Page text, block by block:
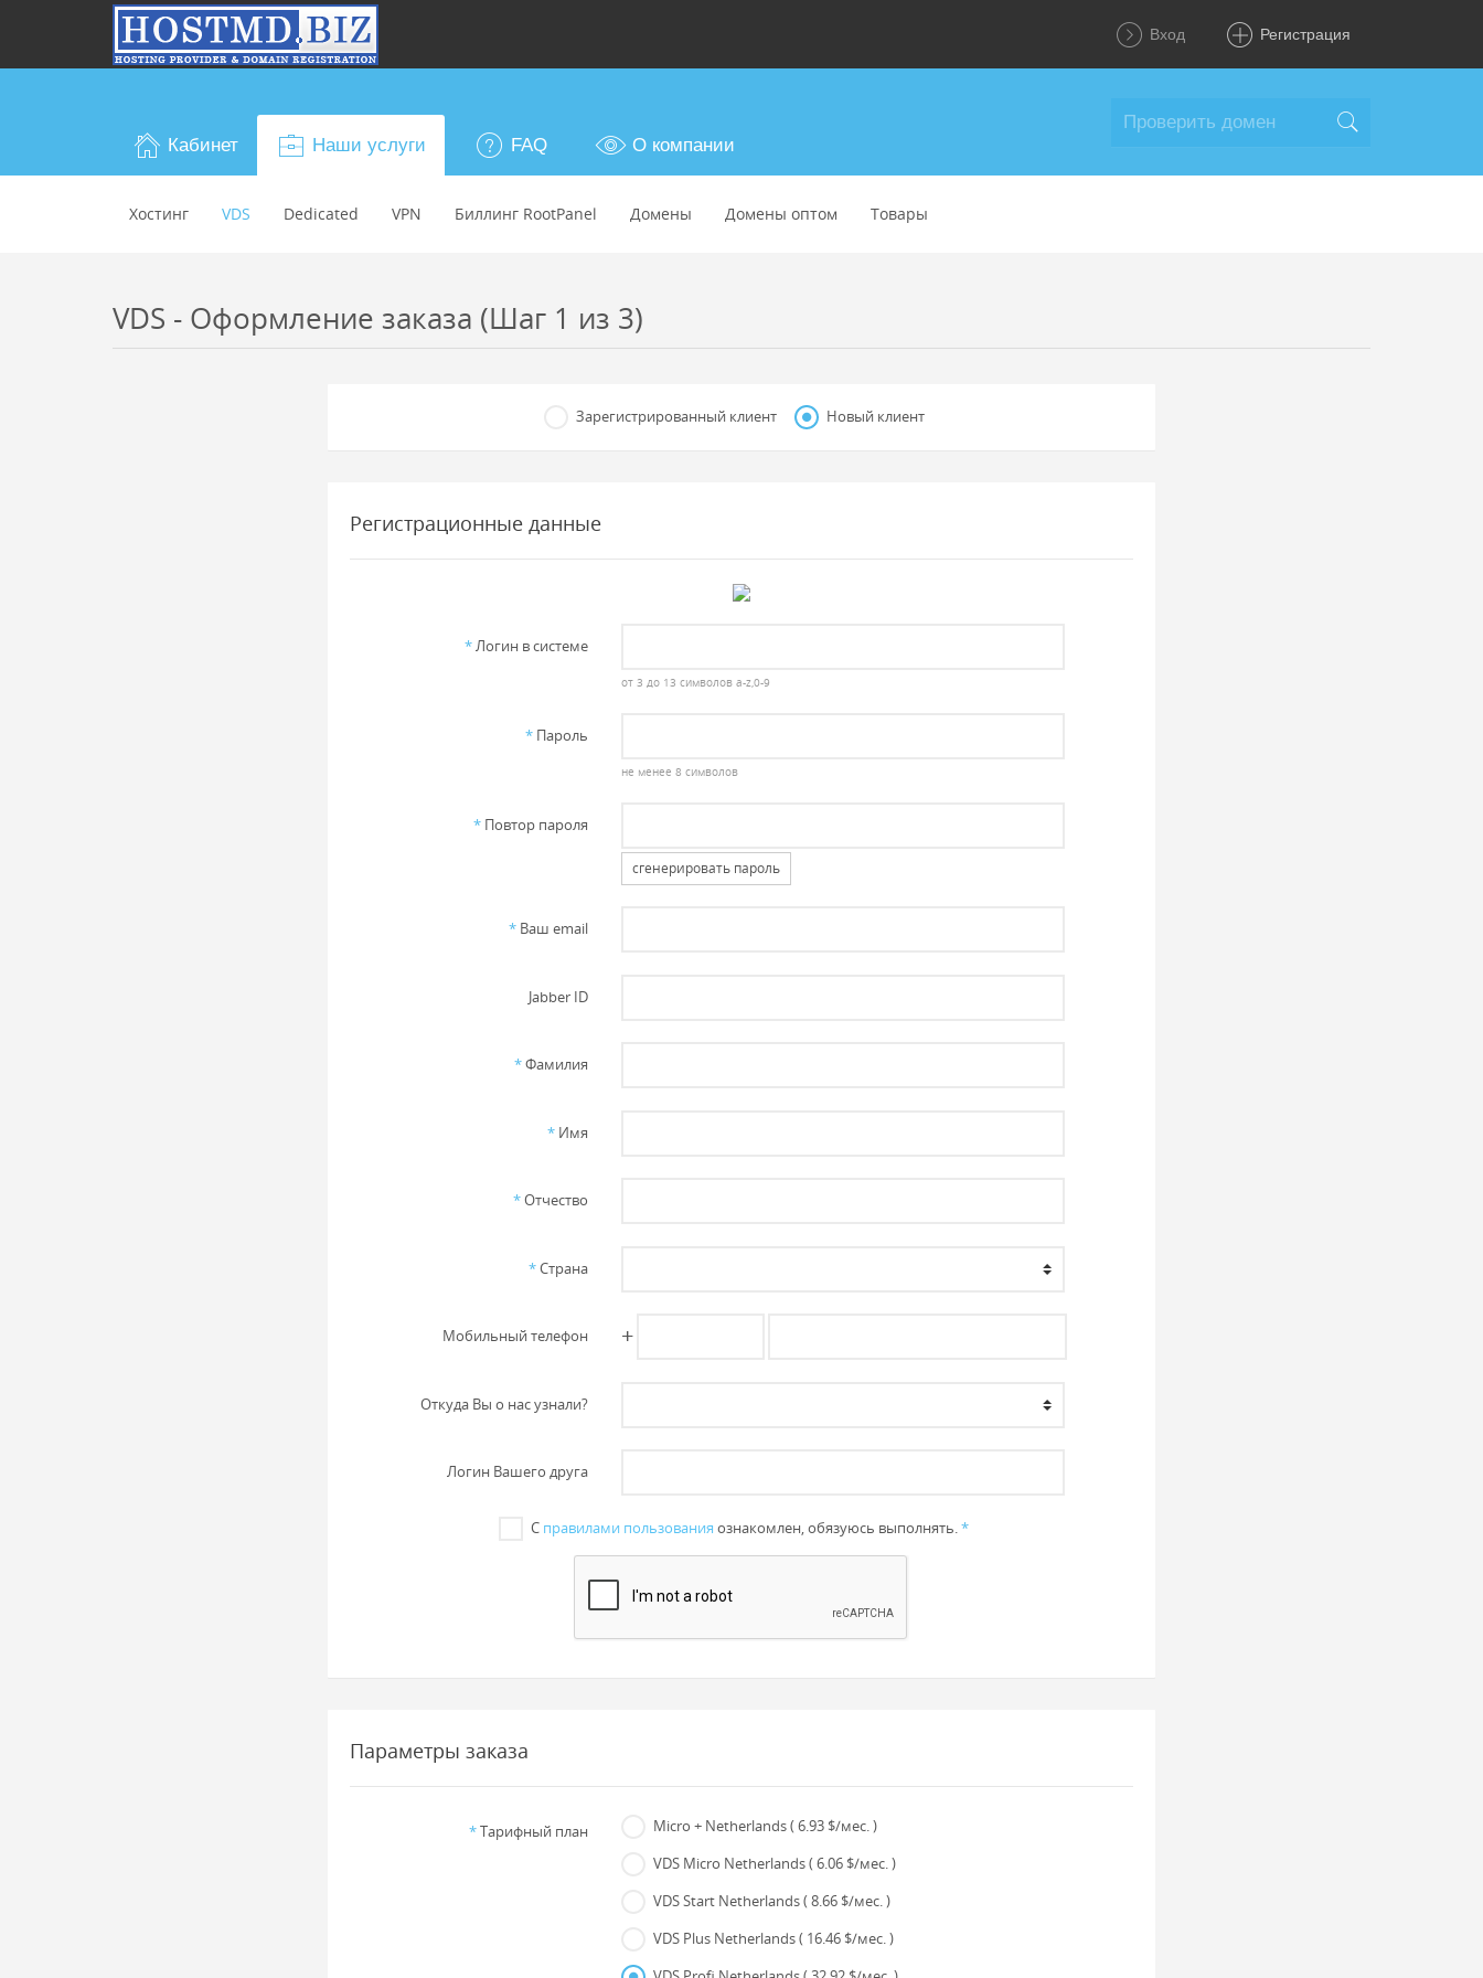
Вход Регистрация
Кабинет Наши услуги
Хостинг VDS Dedicated VPN Биллинг RootPanel Домены Домены оптом Товары
FAQ О компании
VDS - Оформление заказа (Шаг 1 из 3)
Зарегистрированный клиент Новый клиент
Регистрационные данные
*Логин в системе
от 3 до 13 символов a-z,0-9
* Пароль
не менее 8 символов
* Повтор пароля
сгенерировать пароль
* Ваш email
Jabber ID
*Фамилия
* Имя
*Отчество
*Страна
Мобильный телефон +
Откуда Вы о нас узнали?
Логин Вашего друга
С правилами пользования ознакомлен, обязуюсь выполнять.*
Параметры заказа
*Тарифный план Micro + Netherlands( 6.93 $/мес. )
VDS Micro Netherlands( 6.06 $/мес. )
VDS Start Netherlands( 8.66 $/мес. )
VDS Plus Netherlands( 16.46 $/мес. )